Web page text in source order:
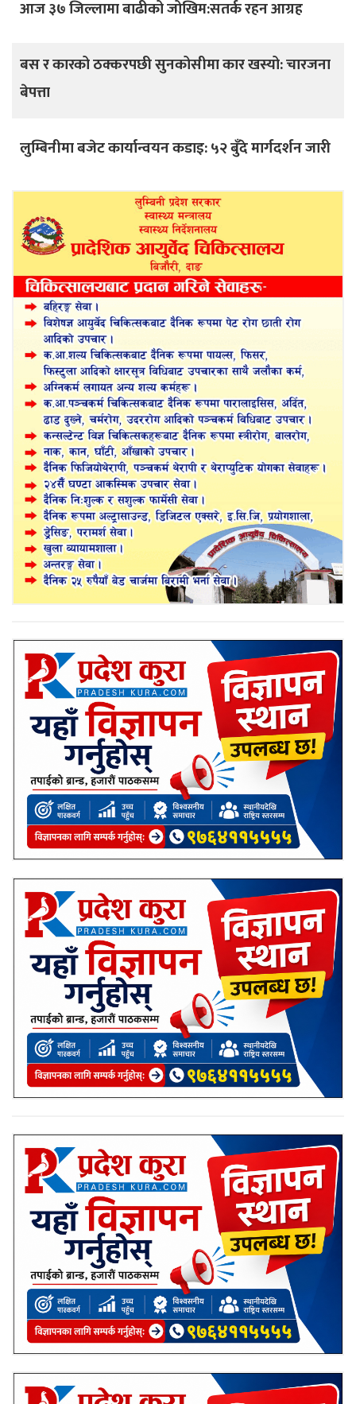
आज ३७ जिल्लामा बाढीको जोखिम:सतर्क रहन आग्रह
बस र कारको ठक्करपछी सुनकोसीमा कार खस्यो: चारजना
बेपत्ता
लुम्बिनीमा बजेट कार्यान्वयन कडाइ: ५२ बुँदे मार्गदर्शन जारी